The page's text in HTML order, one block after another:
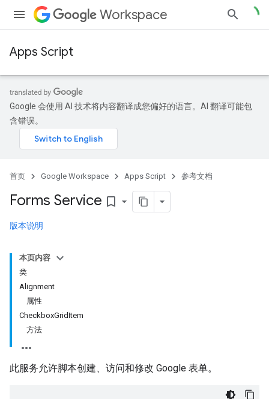
Workspace
Apps Script
Google 会使用 AI 技术将内容翻译成您偏好的语言。AI 翻译可能包
含错误。
首页 Google Workspace Apps Script 参考文档
Forms Service bookmark_border
版本说明
本页内容
类
Alignment
属性
CheckboxGridItem
方法
此服务允许脚本创建、访问和修改 Google 表单。